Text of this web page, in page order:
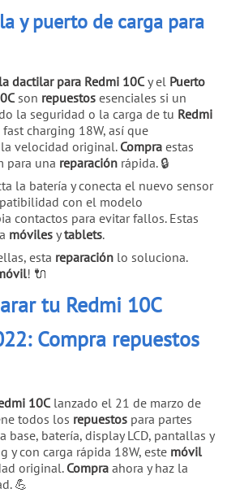
y puerto de carga para
dactilar para Redmi 10C y el Puerto
son repuestos esenciales si un
la seguridad o la carga de tu Redmi
charging 18W, así que
velocidad original. Compra estas
para una reparación rápida. 🔒
la batería y conecta el nuevo sensor
con el modelo
contactos para evitar fallos. Estas
móviles ytablets.
esta reparación lo soluciona.
! 🔌
tu Redmi 10C
Compra repuestos
10C lanzado el 21 de marzo de
todos los repuestos para partes
base, batería, display LCD, pantallas y
y con carga rápida 18W, este móvil
original.Compra ahora y haz la
💪